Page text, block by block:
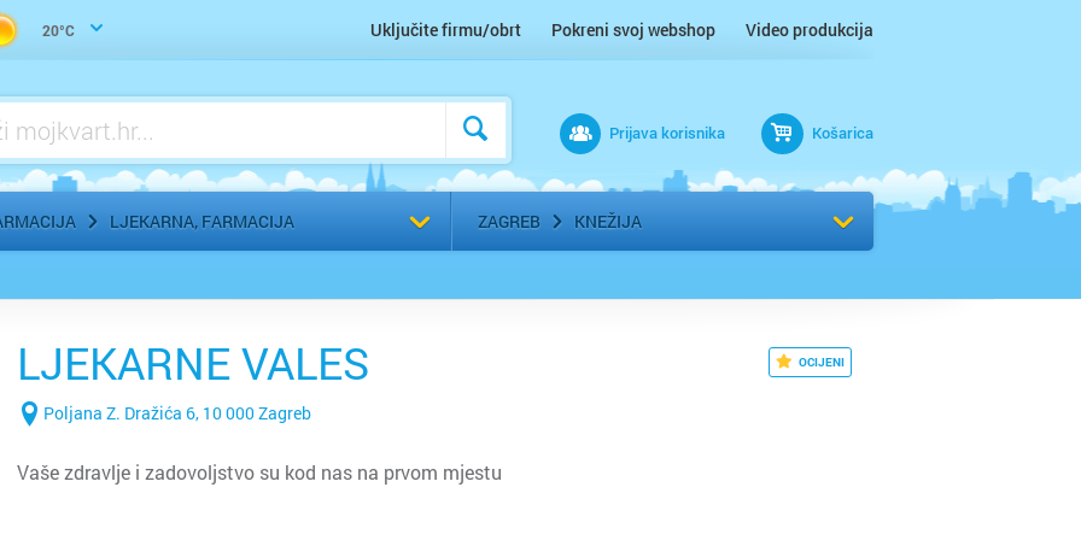
20°C Uključite firmu/obrt Pokreni svoj webshop Video produkcija
Prijava korisnika Košarica
LJEKARNA, FARMACIJA
Urologija
Zubar, Stomatolog
ZAGREB KNEŽIJA
Odaberi grad
OCIJENI
LJEKARNE VALES
Poljana Z. Dražića 6, 10 000 Zagreb
Vaše zdravlje i zadovoljstvo su kod nas na prvom mjestu